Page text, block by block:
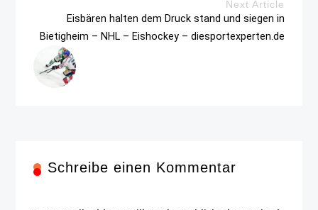
Next Article
Eisbären halten dem Druck stand und siegen in
Bietigheim – NHL – Eishockey – diesportexperten.de
Schreibe einen Kommentar